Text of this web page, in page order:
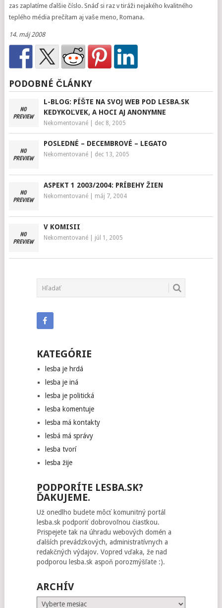
zas zaplatíme ďalšie číslo. Snáď si raz v tiráži nejakého kvalitného
teplého média prečítam aj vaše meno, Romana.
14. máj 2008
PODOBNÉ ČLÁNKY
L-BLOG: PÍŠTE NA SVOJ WEB POD LESBA.SK
KEDYKOĽVEK, A HOCI AJ ANONYMNE
Nekomentované| dec 8, 2005
POSLEDNÉ – DECEMBROVÉ – LEGATO
Nekomentované| dec 13, 2005
ASPEKT 1 2003/2004: PRÍBEHY ŽIEN
Nekomentované| máj 7, 2004
V KOMISII
Nekomentované| júl 1, 2005
KATEGÓRIE
lesba je hrdá
lesba je iná
lesba je politická
lesba komentuje
lesba má kontakty
lesbá má správy
lesba tvorí
lesba žije
PODPORÍTE LESBA.SK?
ĎAKUJEME.
Už onedlho budete môcť komunitný portál
lesba.sk podporiť dobrovoľnou čiastkou.
Prispejete tak na úhradu webových domén a
ďalších prevádzkových, administratívnych a
redakčných výdajov. Vopred vďaka, že nad
podporou lesba.sk aspoň porozmýšľate :).
ARCHÍV
Archív